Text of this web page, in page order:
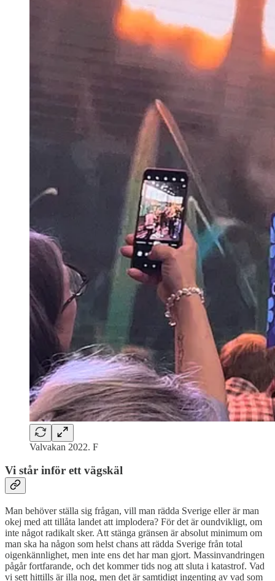
Valvakan 2022. F
Vi står inför ett vägskäl
Man behöver ställa sig frågan, vill man rädda Sverige eller är man
okej med att tillåta landet att implodera? För det är oundvikligt, om
inte något radikalt sker. Att stänga gränsen är absolut minimum om
man ska ha någon som helst chans att rädda Sverige från total
oigenkännlighet, men inte ens det har man gjort. Massinvandringen
pågår fortfarande, och det kommer tids nog att sluta i katastrof. Vad
vi sett hittills är illa nog, men det är samtidigt ingenting av vad som